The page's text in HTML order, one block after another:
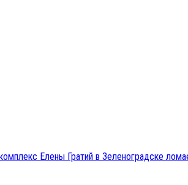
Елены Гратий в Зеленоградске